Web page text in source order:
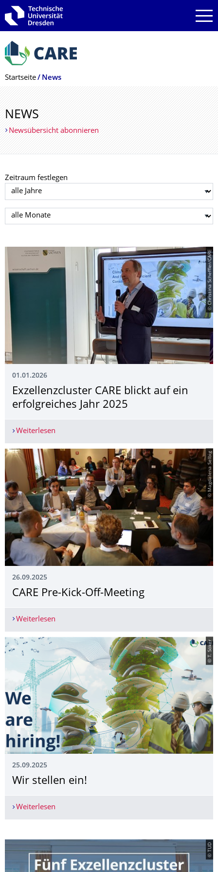
Zur Hauptnavigation springen
Zur Suche springen
Zum Inhalt springen
Breadcrumb-Menü
Startseite News
NEWS
Newsübersicht abonnieren
Zeitraum festlegen
Jahr auswählen
Monat auswählen
© Christina Scheffler/CARE
01.01.2026
Exzellenzcluster CARE blickt auf ein
erfolgreiches Jahr 2025
Weiterlesen
© Magdalena Selbig
26.09.2025
CARE Pre-Kick-Off-Meeting
Weiterlesen
© T. Söker
25.09.2025
Wir stellen ein!
Weiterlesen
© TUD